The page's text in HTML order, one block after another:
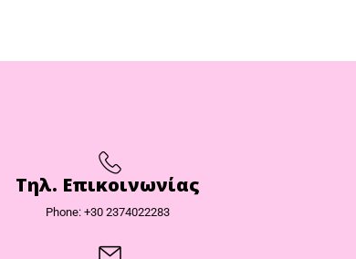
Τηλ. Επικοινωνίας
Phone: +30 2374022283